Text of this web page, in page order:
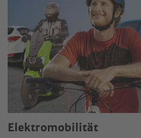
Elektromobilität